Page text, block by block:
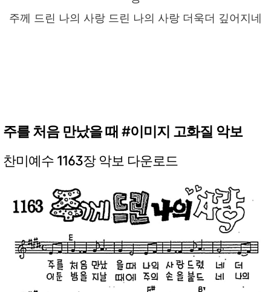
주께 드린 나의 사랑 드린 나의 사랑 더욱더 깊어지네
주를 처음 만났을 때 #이미지 고화질 악보
찬미예수 1163장 악보 다운로드